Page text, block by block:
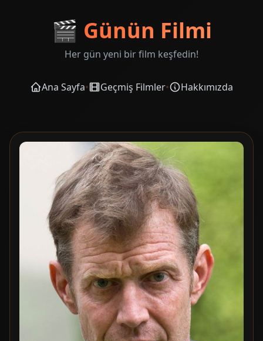
🎬 Günün Filmi
Her gün yeni bir film keşfedin!
Ana Sayfa• Geçmiş Filmler• Hakkımızda